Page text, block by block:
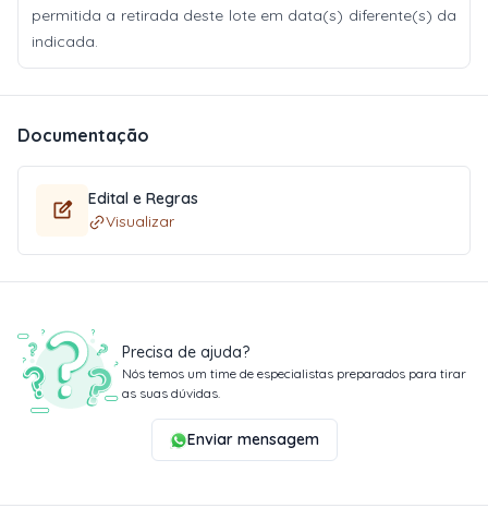
permitida a retirada deste lote em data(s) diferente(s) da
indicada.
Documentação
Edital e Regras
Visualizar
Precisa de ajuda?
Nós temos um time de especialistas preparados para tirar
as suas dúvidas.
Enviar mensagem